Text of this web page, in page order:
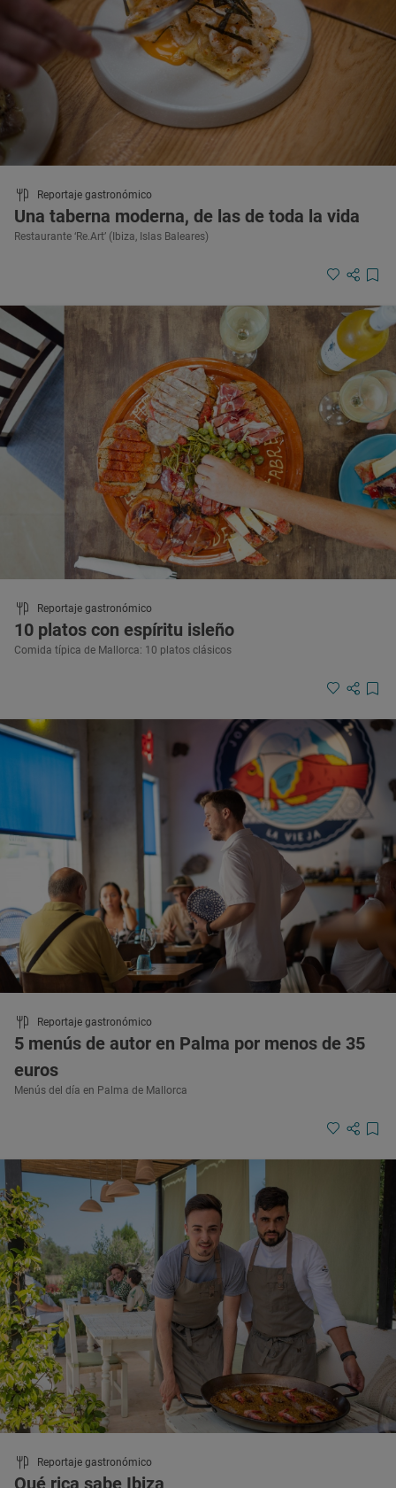
Reportaje gastronómico
Una taberna moderna, de las de toda la vida
Restaurante ‘Re.Art’ (Ibiza, Islas Baleares)
Reportaje gastronómico
10 platos con espíritu isleño
Comida típica de Mallorca: 10 platos clásicos
Reportaje gastronómico
5 menús de autor en Palma por menos de 35
euros
Menús del día en Palma de Mallorca
Reportaje gastronómico